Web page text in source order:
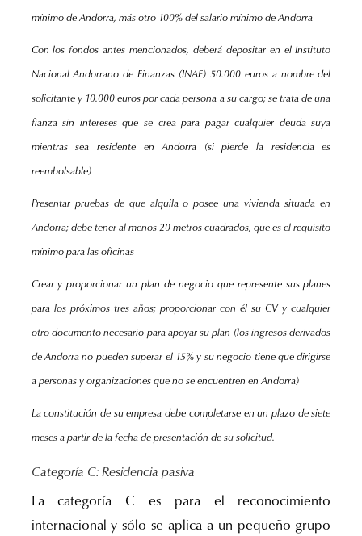
mínimo de Andorra, más otro 100% del salario mínimo de Andorra
Con los fondos antes mencionados, deberá depositar en el Instituto
Nacional Andorrano de Finanzas (INAF) 50.000 euros a nombre del
solicitante y 10.000 euros por cada persona a su cargo; se trata de una
fianza sin intereses que se crea para pagar cualquier deuda suya
mientras sea residente en Andorra (si pierde la residencia es
reembolsable)
Presentar pruebas de que alquila o posee una vivienda situada en
Andorra; debe tener al menos 20 metros cuadrados, que es el requisito
mínimo para las oficinas
Crear y proporcionar un plan de negocio que represente sus planes
para los próximos tres años; proporcionar con él su CV y cualquier
otro documento necesario para apoyar su plan (los ingresos derivados
de Andorra no pueden superar el 15% y su negocio tiene que dirigirse
a personas y organizaciones que no se encuentren en Andorra)
La constitución de su empresa debe completarse en un plazo de siete
meses a partir de la fecha de presentación de su solicitud.
Categoría C: Residencia pasiva
La categoría C es para el reconocimiento
internacional y sólo se aplica a un pequeño grupo